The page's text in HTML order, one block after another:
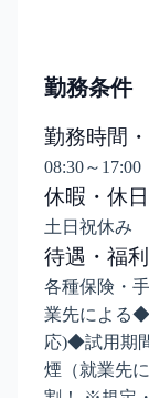
勤務条件
勤務時間
08:30～17:00
休暇・休日
土日祝休み
待遇・福
各種保険・
業先による◆
応)◆試用期
煙（就業先